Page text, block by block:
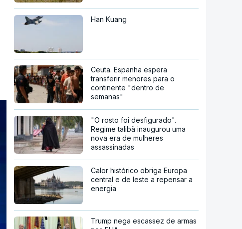
Han Kuang
Ceuta. Espanha espera
transferir menores para o
continente "dentro de
semanas"
"O rosto foi desfigurado".
Regime talibã inaugurou uma
nova era de mulheres
assassinadas
Calor histórico obriga Europa
central e de leste a repensar a
energia
Trump nega escassez de armas